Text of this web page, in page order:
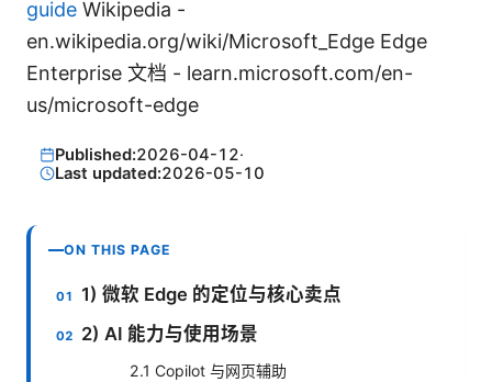
guide Wikipedia -
en.wikipedia.org/wiki/Microsoft_Edge Edge
Enterprise 文档 - learn.microsoft.com/en-
us/microsoft-edge
Published:2026-04-12·
Last updated:2026-05-10
ON THIS PAGE
1) 微软 Edge 的定位与核心卖点
2) AI 能力与使用场景
2.1 Copilot 与网页辅助